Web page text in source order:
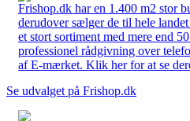
Frishop.dk har en 1.400 m2 stor
derudover sælger de til hele
et stort sortiment med mere end
professionel rådgivning over
af E-mærket. Klik her for at se
Se udvalget på Frishop.dk